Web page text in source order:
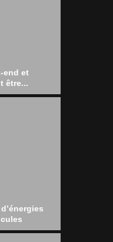
end et
être...